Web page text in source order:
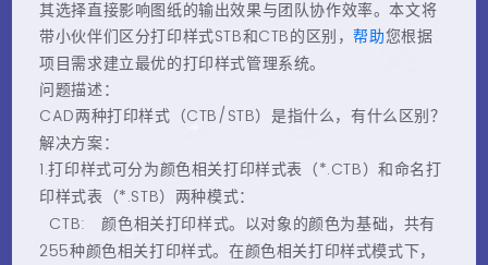
其选择直接影响图纸的输出效果与团队协作效率。本文将
带小伙伴们区分打印样式STB和CTB的区别，帮助您根据
项目需求建立最优的打印样式管理系统。
问题描述：
CAD两种打印样式（CTB/STB）是指什么，有什么区别？
解决方案：
1.打印样式可分为颜色相关打印样式表（*.CTB）和命名打
印样式表（*.STB）两种模式：
CTB: 颜色相关打印样式。以对象的颜色为基础，共有
255种颜色相关打印样式。在颜色相关打印样式模式下，